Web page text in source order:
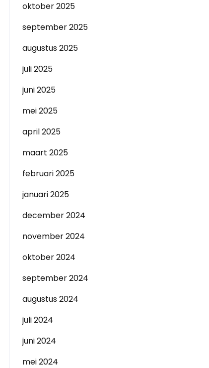
oktober 2025
september 2025
augustus 2025
juli 2025
juni 2025
mei 2025
april 2025
maart 2025
februari 2025
januari 2025
december 2024
november 2024
oktober 2024
september 2024
augustus 2024
juli 2024
juni 2024
mei 2024